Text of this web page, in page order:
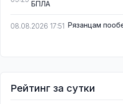
БПЛА
08.08.2026 17:51 Рязанцам
Рейтинг за сутки